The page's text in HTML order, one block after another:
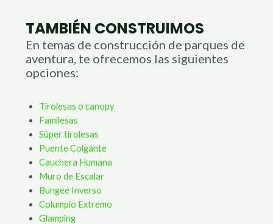
TAMBIÉN CONSTRUIMOS
En temas de construcción de parques de
aventura, te ofrecemos las siguientes
opciones:
Tirolesas o canopy
Familesas
Súper tirolesas
Puente Colgante
Cauchera Humana
Muro de Escalar
Bungee Inverso
Columpio Extremo
Glamping